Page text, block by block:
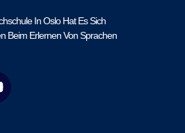
In Oslo Hat Es Sich
Beim Erlernen Von Sprachen